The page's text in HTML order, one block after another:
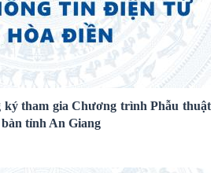
ký tham gia Chương trình Phẫu thuật
tỉnh An Giang